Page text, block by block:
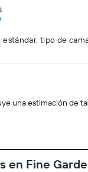
estándar, tipo de
una estimación de
en Fine